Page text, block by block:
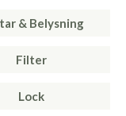
& Belysning
Filter
Lock